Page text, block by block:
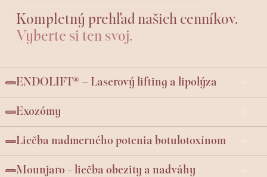
Kompletný prehľad našich cenníkov.
Vyberte si ten svoj.
ENDOLIFT® – Laserový lifting a lipolýza
Exozómy
Liečba nadmerného potenia botulotoxínom
Mounjaro - liečba obezity a nadváhy